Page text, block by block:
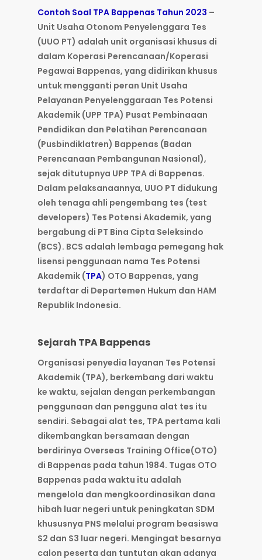
Contoh Soal TPA Bappenas Tahun 2023 –
Unit Usaha Otonom Penyelenggara Tes
(UUO PT) adalah unit organisasi khusus di
dalam Koperasi Perencanaan/Koperasi
Pegawai Bappenas, yang didirikan khusus
untuk mengganti peran Unit Usaha
Pelayanan Penyelenggaraan Tes Potensi
Akademik (UPP TPA) Pusat Pembinaaan
Pendidikan dan Pelatihan Perencanaan
(Pusbindiklatren) Bappenas (Badan
Perencanaan Pembangunan Nasional),
sejak ditutupnya UPP TPA di Bappenas.
Dalam pelaksanaannya, UUO PT didukung
oleh tenaga ahli pengembang tes (test
developers) Tes Potensi Akademik, yang
bergabung di PT Bina Cipta Seleksindo
(BCS). BCS adalah lembaga pemegang hak
lisensi penggunaan nama Tes Potensi
Akademik (TPA) OTO Bappenas, yang
terdaftar di Departemen Hukum dan HAM
Republik Indonesia.
Sejarah TPA Bappenas
Organisasi penyedia layanan Tes Potensi
Akademik (TPA), berkembang dari waktu
ke waktu, sejalan dengan perkembangan
penggunaan dan pengguna alat tes itu
sendiri. Sebagai alat tes, TPA pertama kali
dikembangkan bersamaan dengan
berdirinya Overseas Training Office(OTO)
di Bappenas pada tahun 1984. Tugas OTO
Bappenas pada waktu itu adalah
mengelola dan mengkoordinasikan dana
hibah luar negeri untuk peningkatan SDM
khususnya PNS melalui program beasiswa
S2 dan S3 luar negeri. Mengingat besarnya
calon peserta dan tuntutan akan adanya